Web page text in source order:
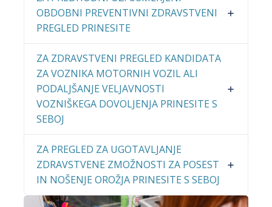
OBDOBNI PREVENTIVNI ZDRAVSTVENI
PREGLED PRINESITE
ZA ZDRAVSTVENI PREGLED KANDIDATA
ZA VOZNIKA MOTORNIH VOZIL ALI
PODALJŠANJE VELJAVNOSTI
VOZNIŠKEGA DOVOLJENJA PRINESITE S
SEBOJ
ZA PREGLED ZA UGOTAVLJANJE
ZDRAVSTVENE ZMOŽNOSTI ZA POSEST
IN NOŠENJE OROŽJA PRINESITE S SEBOJ